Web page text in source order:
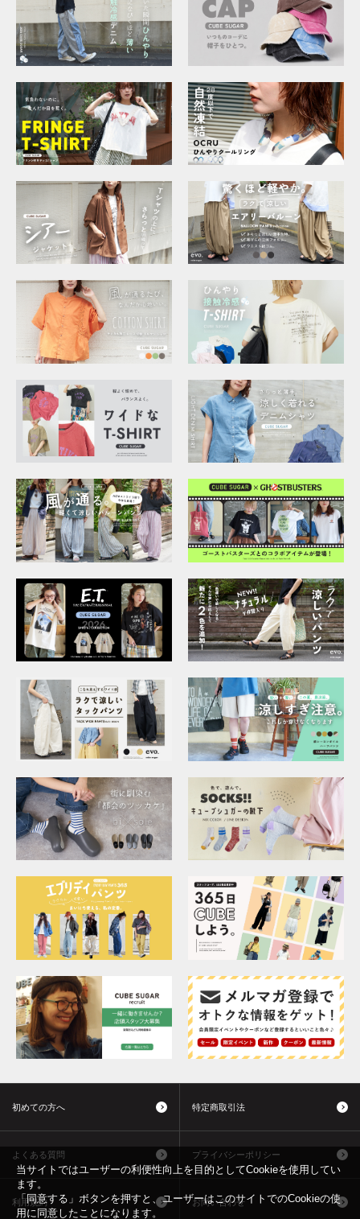
初めての方へ 特定商取引法
よくある質問 プライバシーポリシー
利用規約 お問い合わせ
当サイトではユーザーの利便性向上を目的としてCookieを使用してい
ます。
「同意する」ボタンを押すと、ユーザーはこのサイトでのCookieの使
用に同意したことになります。